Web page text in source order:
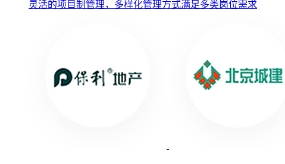
灵活的项目制管理，多样化管理方式满足多类岗位需求